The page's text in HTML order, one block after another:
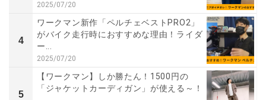
2025/07/20
4
ワークマン新作「ペルチェベストPRO2」
がバイク走行時におすすめな理由！ライダ
ー...
2025/07/20
5
【ワークマン】しか勝たん！1500円の
「ジャケットカーディガン」が使える～！